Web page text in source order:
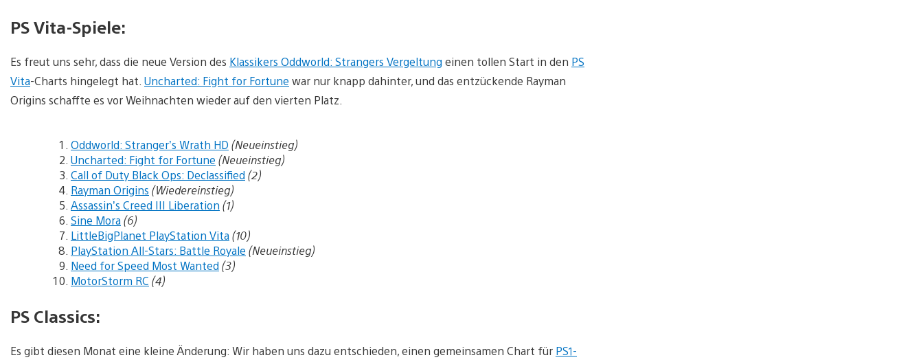
PS Vita-Spiele:
Es freut uns sehr, dass die neue Version des Klassikers Oddworld: Strangers Vergeltung einen tollen Start in den PS
Vita-Charts hingelegt hat. Uncharted: Fight for Fortune war nur knapp dahinter, und das entzückende Rayman
Origins schaffte es vor Weihnachten wieder auf den vierten Platz.
Oddworld: Stranger’s Wrath HD (Neueinstieg)
Uncharted: Fight for Fortune (Neueinstieg)
Call of Duty Black Ops: Declassified (2)
Rayman Origins (Wiedereinstieg)
Assassin’s Creed III Liberation (1)
Sine Mora(6)
LittleBigPlanet PlayStation Vita(10)
PlayStation All-Stars: Battle Royale (Neueinstieg)
Need for Speed Most Wanted (3)
MotorStorm RC (4)
PS Classics:
Es gibt diesen Monat eine kleine Änderung: Wir haben uns dazu entschieden, einen gemeinsamen Chart für PS1-